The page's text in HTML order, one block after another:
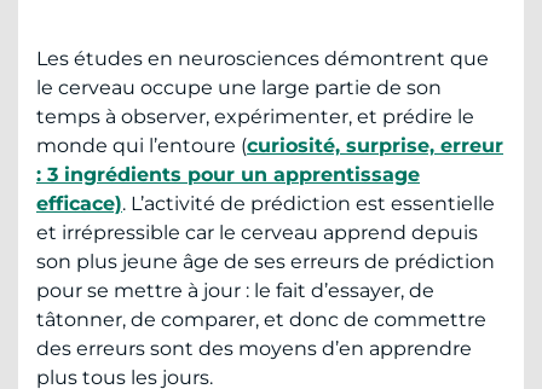
Les études en neurosciences démontrent que
le cerveau occupe une large partie de son
temps à observer, expérimenter, et prédire le
monde qui l’entoure (curiosité, surprise, erreur
: 3 ingrédients pour un apprentissage
efficace). L’activité de prédiction est essentielle
et irrépressible car le cerveau apprend depuis
son plus jeune âge de ses erreurs de prédiction
pour se mettre à jour : le fait d’essayer, de
tâtonner, de comparer, et donc de commettre
des erreurs sont des moyens d’en apprendre
plus tous les jours.